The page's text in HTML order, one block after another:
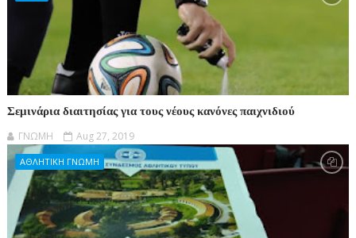
Σεμινάρια διαιτησίας για τους νέους κανόνες παιχνιδιού
ΓΝΩΜΗ Aug 27, 2019
ΑΘΛΗΤΙΚΗ ΓΝΩΜΗ